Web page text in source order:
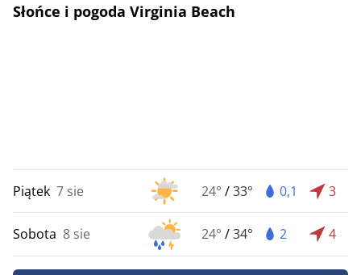
Słońce i pogoda Virginia Beach
Piątek 7 sie 24° /33° 0,1 3
Sobota 8 sie 24° /34° 2 4